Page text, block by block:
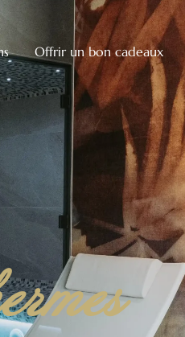
Offrir un bon cadeaux